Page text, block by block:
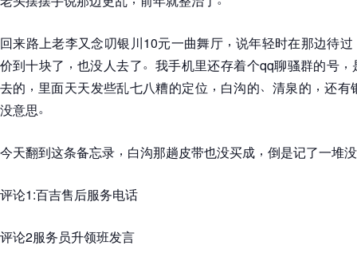
回来路上老李又念叨银川10元一曲舞厅 ， 说年轻时在那边待过
价到十块了 ， 也没人去了。 我手机里还存着个qq聊骚群的号 ，
去的 ， 里面天天发些乱七八糟的定位 ， 白沟的、 清泉的 ， 还有
没意思。
今天翻到这条备忘录 ， 白沟那趟皮带也没买成 ， 倒是记了一堆
评论1:百吉售后服务电话
评论2服务员升领班发言